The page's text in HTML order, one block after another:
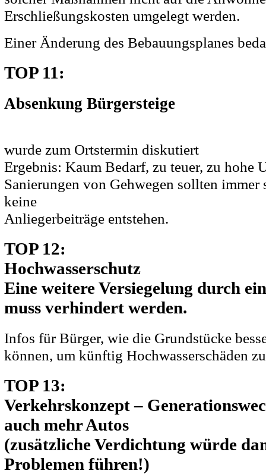
Erschließungskosten umgelegt werden.
Einer Änderung des Bebauungsplanes
TOP 11:
Absenkung Bürgersteige
wurde zum Ortstermin diskutiert
Ergebnis: Kaum Bedarf, zu teuer, zu hohe
Sanierungen von Gehwegen sollten immer
keine
Anliegerbeiträge entstehen.
TOP 12:
Hochwasserschutz
Eine weitere Versiegelung durch
muss verhindert werden.
Infos für Bürger, wie die Grundstücke
können, um künftig Hochwasserschäden
TOP 13:
Verkehrskonzept –
auch mehr Autos
(zusätzliche Verdichtung würde
Problemen führen!)